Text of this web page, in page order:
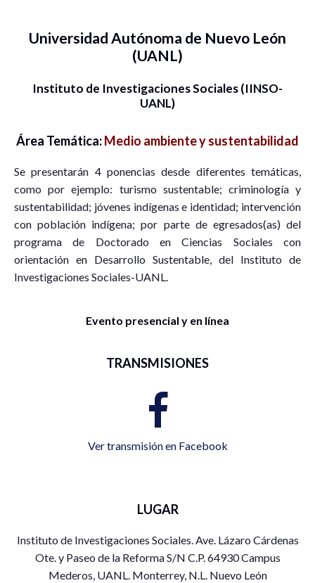
Universidad Autónoma de Nuevo León
(UANL)
Instituto de Investigaciones Sociales (IINSO-
UANL)
Área Temática:Medio ambiente y sustentabilidad
Se presentarán 4 ponencias desde diferentes temáticas,
como por ejemplo: turismo sustentable; criminología y
sustentabilidad; jóvenes indígenas e identidad; intervención
con población indígena; por parte de egresados(as) del
programa de Doctorado en Ciencias Sociales con
orientación en Desarrollo Sustentable, del Instituto de
Investigaciones Sociales-UANL.
Evento presencial y en línea
TRANSMISIONES
Ver transmisión en Facebook
LUGAR
Instituto de Investigaciones Sociales. Ave. Lázaro Cárdenas
Ote. y Paseo de la Reforma S/N C.P. 64930 Campus
Mederos, UANL. Monterrey, N.L. Nuevo León